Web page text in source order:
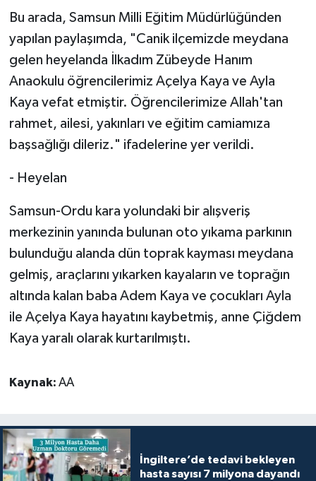
Bu arada, Samsun Milli Eğitim Müdürlüğünden
yapılan paylaşımda, "Canik ilçemizde meydana
gelen heyelanda İlkadım Zübeyde Hanım
Anaokulu öğrencilerimiz Açelya Kaya ve Ayla
Kaya vefat etmiştir. Öğrencilerimize Allah'tan
rahmet, ailesi, yakınları ve eğitim camiamıza
başsağlığı dileriz." ifadelerine yer verildi.
- Heyelan
Samsun-Ordu kara yolundaki bir alışveriş
merkezinin yanında bulunan oto yıkama parkının
bulunduğu alanda dün toprak kayması meydana
gelmiş, araçlarını yıkarken kayaların ve toprağın
altında kalan baba Adem Kaya ve çocukları Ayla
ile Açelya Kaya hayatını kaybetmiş, anne Çiğdem
Kaya yaralı olarak kurtarılmıştı.
Kaynak: AA
İngiltere’de tedavi bekleyen
hasta sayısı 7 milyona dayandı